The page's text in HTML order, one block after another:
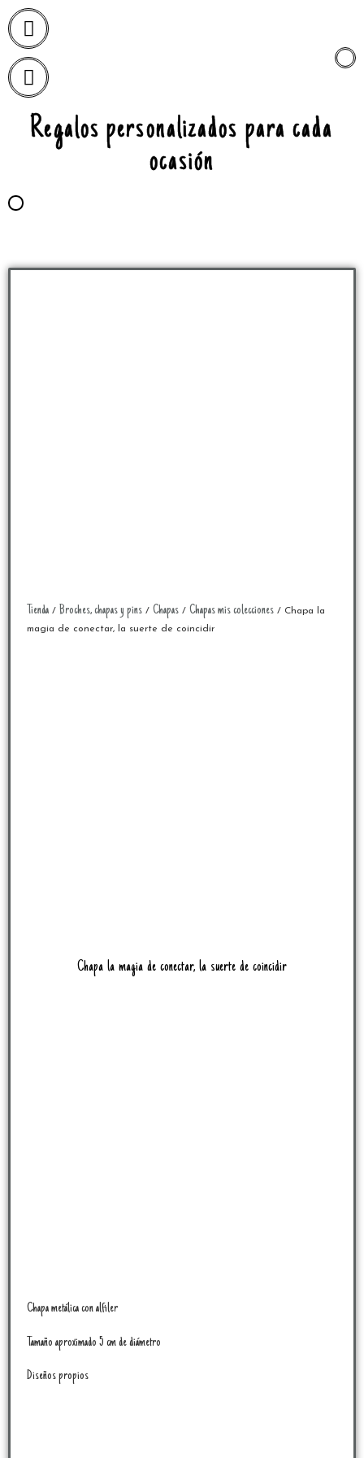
Regalos personalizados para cada
ocasión
Tienda / Broches, chapas y pins / Chapas / Chapas mis colecciones / Chapa la
magia de conectar, la suerte de coincidir
Chapa la magia de conectar, la suerte de coincidir
Chapa metálica con alfiler
Tamaño aproximado 5 cm de diámetro
Diseños propios